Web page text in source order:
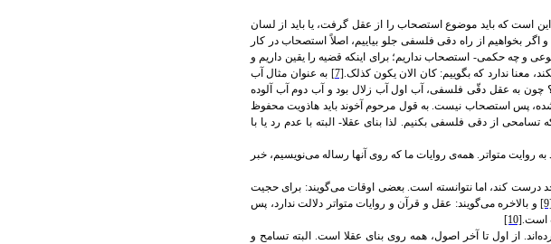
است که بايد موضوع استصحاب را از عقل گرفت، يا بايد از لسان
بخواهيم از راه دقی فلسفی جلو بياييم، اصلاً استصحاب در کار
و چه حکمی- استصحاب نداريم؛ برای اينکه قضيه را يقين داريم و
معنا ندارد که بگوييم: کان الان يکون کذلک.[7] به عنوان مثال آب
به عقل دقّی فلسفی، آب اول آب زلال بود و آب دوم آب آلوده
پس استصحاب نيست. به قول مرحوم آخوند بايد هاذويت محفوظ
از دقی فلسفی بکنيم. لذا بنای عقلا- البته با عدم رد يا با
متواتر. همه‌ی روايات ما که روی آنها رساله می‌نويسيم، خبر
کند، اما نتوانسته است. بعضی اوقات می‌گويند: برای حجيت
و بالاخره می‌گويند: عقل و قرآن و روايات متواتر دلالت ندارد،‌ پس
است. [10]
از اول تا آخر اصول،‌ همه روی بنای عقلا است. البته تسامح و